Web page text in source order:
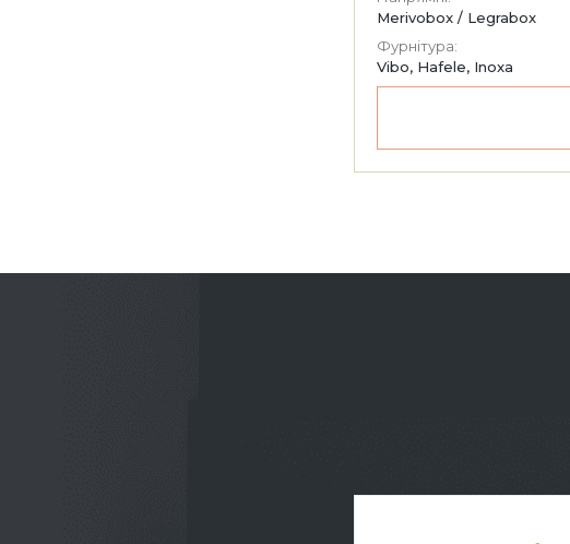
Merivobox / Legrabox
Фурнітура:
Vibo, Hafele, Inoxa